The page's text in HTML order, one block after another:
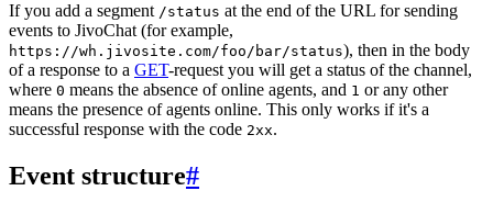
If you add a segment /status at the end of the URL for sending
events to JivoChat (for example,
https://wh.jivosite.com/foo/bar/status), then in the body
of a response to a GET-request you will get a status of the channel,
where 0 means the absence of online agents, and 1 or any other
means the presence of agents online. This only works if it's a
successful response with the code 2xx.
Event structure#